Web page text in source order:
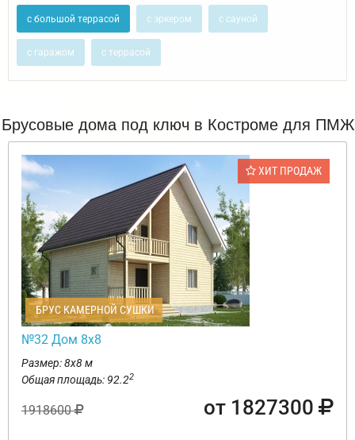
с большой террасой с эркером с сауной
с гаражом с террасой
Брусовые дома под ключ в Костроме для ПМЖ
ХИТ ПРОДАЖ
БРУС КАМЕРНОЙ СУШКИ
№32 Дом 8х8
Размер: 8х8 м
Общая площадь: 92.22
1918600 от 1827300